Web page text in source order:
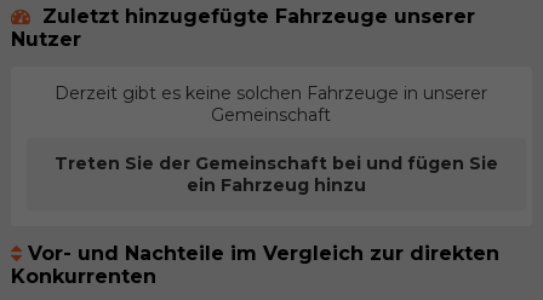
Zuletzt hinzugefügte Fahrzeuge unserer
Nutzer
Derzeit gibt es keine solchen Fahrzeuge in unserer
Gemeinschaft
Treten Sie der Gemeinschaft bei und fügen Sie
ein Fahrzeug hinzu
Vor- und Nachteile im Vergleich zur direkten
Konkurrenten